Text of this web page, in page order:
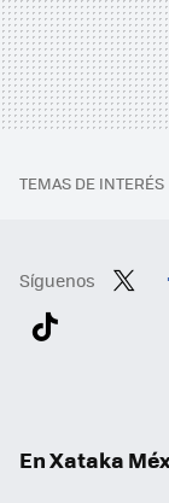
TEMAS DE INTERÉS
Síguenos
En Xataka